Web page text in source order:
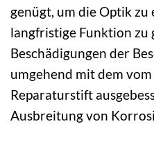
genügt, um die Optik
langfristige Funktion zu
Beschädigungen der
umgehend mit dem
Reparaturstift
Ausbreitung von